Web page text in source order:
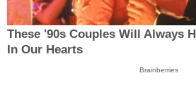
These '90s Couples Will Always
In Our Hearts
Brainberries